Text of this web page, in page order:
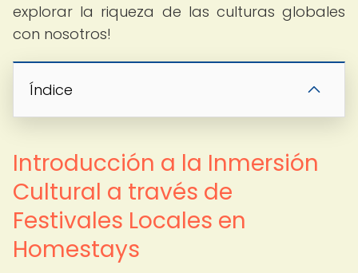
explorar la riqueza de las culturas globales
con nosotros!
Índice
Introducción a la Inmersión
Cultural a través de
Festivales Locales en
Homestays